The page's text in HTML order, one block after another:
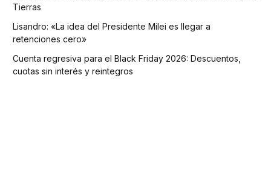
Tierras
Lisandro: «La idea del Presidente Milei es llegar a
retenciones cero»
Cuenta regresiva para el Black Friday 2026: Descuentos,
cuotas sin interés y reintegros